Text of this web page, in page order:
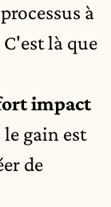
à
là que
impact
gain est
de